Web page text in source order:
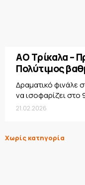
ΑΟ Τρίκαλα –
Πολύτιμος
Δραματικό φινάλε
να ισοφαρίζει στο
21.02.2026
Χωρίς κατηγορία